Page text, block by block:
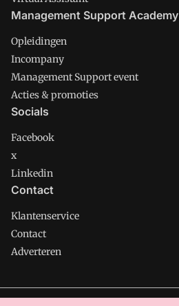
Management Support Academy
Opleidingen
Incompany
Management Support event
Acties & promoties
Socials
Facebook
x
Linkedin
Contact
Klantenservice
Contact
Adverteren